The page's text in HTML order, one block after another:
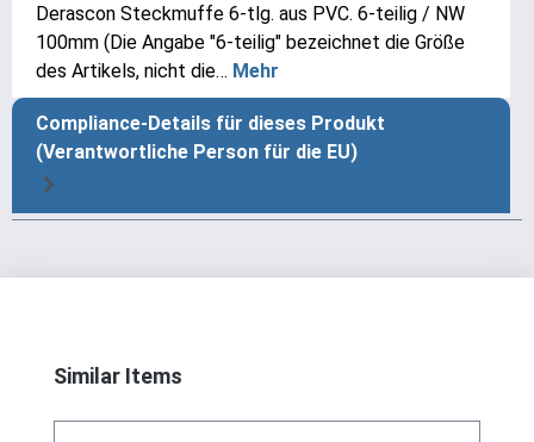
Derascon Steckmuffe 6-tlg. aus PVC. 6-teilig / NW
100mm (Die Angabe "6-teilig" bezeichnet die Größe
des Artikels, nicht die… Mehr
Compliance-Details für dieses Produkt
(Verantwortliche Person für die EU)
Produktgalerie überspringen
Similar Items